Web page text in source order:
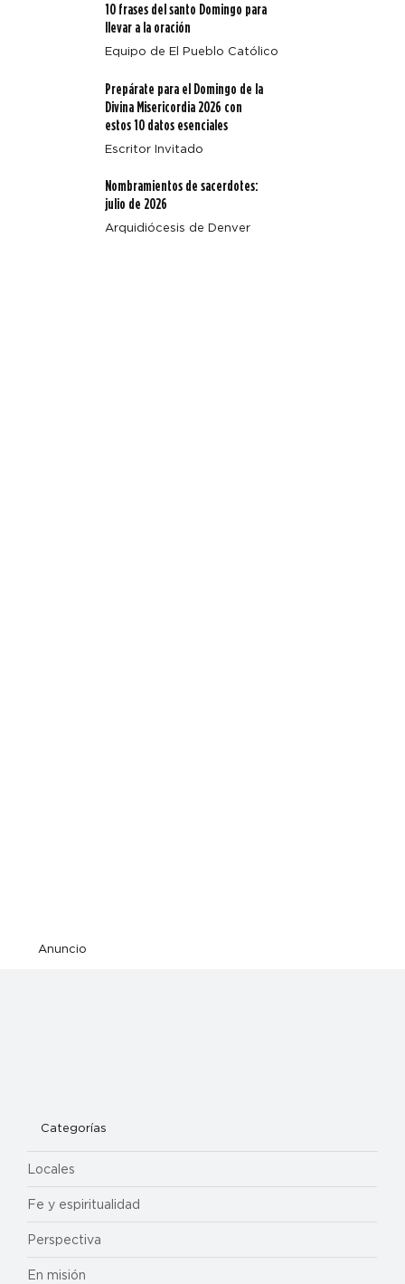
10 frases del santo Domingo para
llevar a la oración
Equipo de El Pueblo Católico
Prepárate para el Domingo de la
Divina Misericordia 2026 con
estos 10 datos esenciales
Escritor Invitado
Nombramientos de sacerdotes:
julio de 2026
Arquidiócesis de Denver
Anuncio
Categorías
Locales
Fe y espiritualidad
Perspectiva
En misión